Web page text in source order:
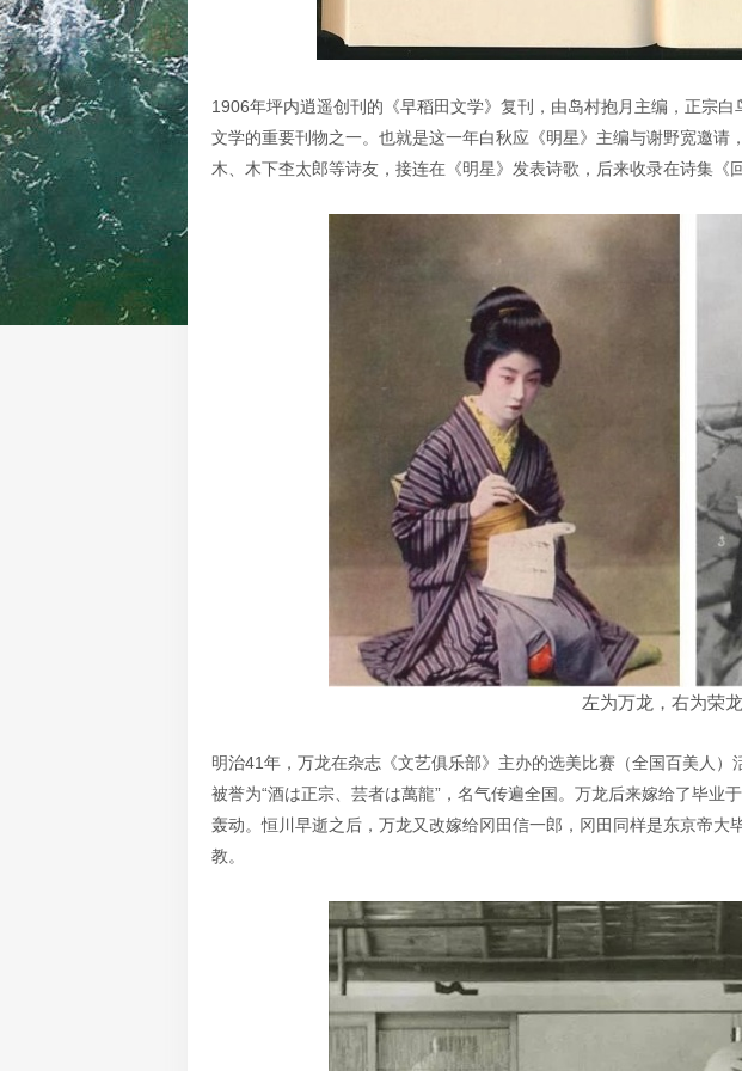
1906年坪内逍遥创刊的《早稻田文学》复刊，由岛村抱月主编，正宗
文学的重要刊物之一。也就是这一年白秋应《明星》主编与谢野宽邀请
木、木下杢太郎等诗友，接连在《明星》发表诗歌，后来收录在诗集《
左为万龙，右为荣龙
明治41年，万龙在杂志《文艺俱乐部》主办的选美比赛（全国百美人）
被誉为“酒は正宗、芸者は萬龍”，名气传遍全国。万龙后来嫁给了毕业
轰动。恒川早逝之后，万龙又改嫁给冈田信一郎，冈田同样是东京帝大
教。